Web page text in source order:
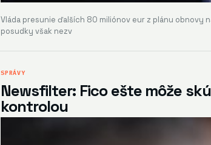
Vláda presunie ďalších 80 miliónov eur z plánu
posudky však nezv
SPRÁVY
Newsfilter: Fico ešte môže
kontrolou